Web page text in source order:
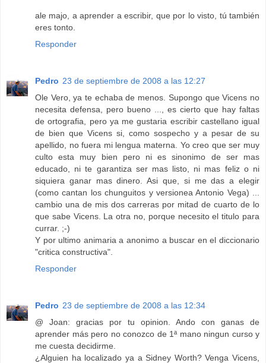
ale majo, a aprender a escribir, que por lo visto, tú también
eres tonto.
Responder
Pedro 23 de septiembre de 2008 a las 12:27
Ole Vero, ya te echaba de menos. Supongo que Vicens no
necesita defensa, pero bueno ..., es cierto que hay faltas
de ortografia, pero ya me gustaria escribir castellano igual
de bien que Vicens si, como sospecho y a pesar de su
apellido, no fuera mi lengua materna. Yo creo que ser muy
culto esta muy bien pero ni es sinonimo de ser mas
educado, ni te garantiza ser mas listo, ni mas feliz o ni
siquiera ganar mas dinero. Asi que, si me das a elegir
(como cantan los chunguitos y versionea Antonio Vega) ...
cambio una de mis dos carreras por mitad de cuarto de lo
que sabe Vicens. La otra no, porque necesito el titulo para
currar. ;-)
Y por ultimo animaria a anonimo a buscar en el diccionario
"critica constructiva".
Responder
Pedro 23 de septiembre de 2008 a las 12:34
@ Joan: gracias por tu opinion. Ando con ganas de
aprender más pero no conozco de 1ª mano ningun curso y
me cuesta decidirme.
¿Alguien ha localizado ya a Sidney Worth? Venga Vicens,